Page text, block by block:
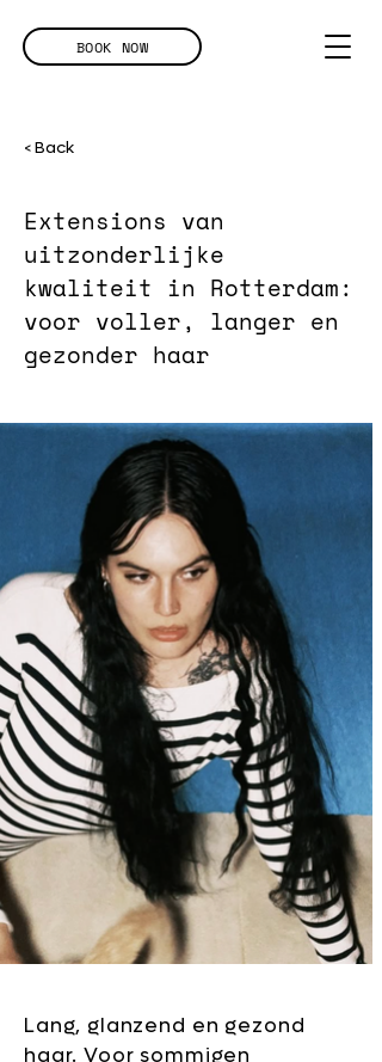
BOOK NOW
< Back
Extensions van
uitzonderlijke
kwaliteit in Rotterdam:
voor voller, langer en
gezonder haar
Lang, glanzend en gezond
haar. Voor sommigen